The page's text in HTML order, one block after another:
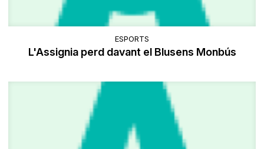
ESPORTS
L'Assignia perd davant el Blusens Monbús